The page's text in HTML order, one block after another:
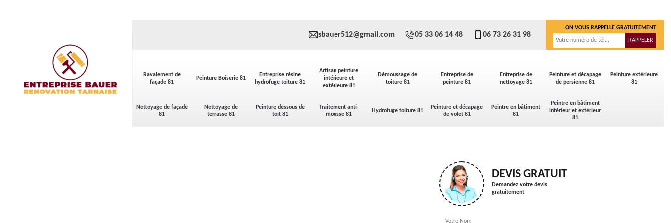
Ravalement de
façade 81
Peinture Boiserie 81
Entreprise résine
hydrofuge toiture 81
Artisan peinture
intérieure et
extérieure 81
Démoussage de
toiture 81
Entreprise de
peinture 81
Entreprise de
nettoyage 81
Peinture et décapage
de persienne 81
Peinture extérieure
81
Nettoyage de façade
81
Nettoyage de
terrasse 81
Peinture dessous de
toit 81
Traitement anti-
mousse 81
Hydrofuge toiture 81
Peinture et décapage
de volet 81
Peintre en bâtiment
81
Peintre en bâtiment
intérieur et extérieur
81
sbauer512@gmail.com 05 33 06 14 48 06 73 26 31 98
ON VOUS RAPPELLE GRATUITEMENT
DEVIS GRATUIT
Demandez votre devis
gratuitement